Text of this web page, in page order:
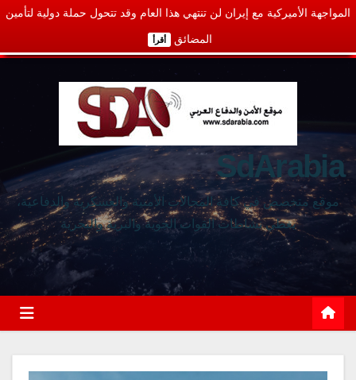
المواجهة الأميركية مع إيران لن تنتهي هذا العام وقد تتحول حملة دولية لتأمين
المضائق أقرأ
SdArabia
موقع متخصص في كافة المجالات الأمنية والعسكرية والدفاعية،
يغطي نشاطات القوات الجوية والبرية والبحرية